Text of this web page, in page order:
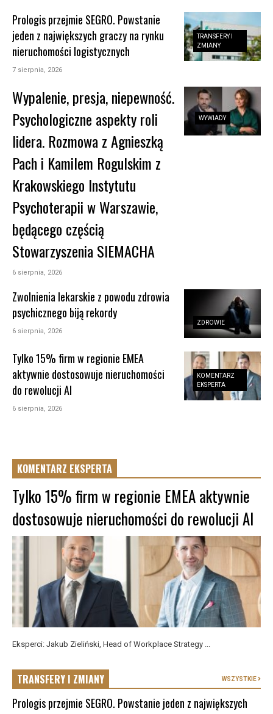
TRANSFERY I
ZMIANY
Prologis przejmie SEGRO. Powstanie
jeden z największych graczy na rynku
nieruchomości logistycznych
7 sierpnia, 2026
WYWIADY
Wypalenie, presja, niepewność.
Psychologiczne aspekty roli
lidera. Rozmowa z Agnieszką
Pach i Kamilem Rogulskim z
Krakowskiego Instytutu
Psychoterapii w Warszawie,
będącego częścią
Stowarzyszenia SIEMACHA
6 sierpnia, 2026
ZDROWIE
Zwolnienia lekarskie z powodu zdrowia
psychicznego biją rekordy
6 sierpnia, 2026
KOMENTARZ
EKSPERTA
Tylko 15% firm w regionie EMEA
aktywnie dostosowuje nieruchomości
do rewolucji AI
6 sierpnia, 2026
KOMENTARZ EKSPERTA
Tylko 15% firm w regionie EMEA aktywnie
dostosowuje nieruchomości do rewolucji AI
Eksperci: Jakub Zieliński, Head of Workplace Strategy ...
TRANSFERY I ZMIANY WSZYSTKIE
Prologis przejmie SEGRO. Powstanie jeden z największych